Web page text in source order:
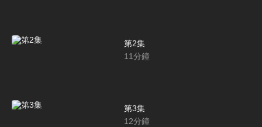
第2集
11分鐘
第3集
12分鐘